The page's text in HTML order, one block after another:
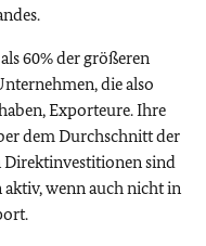
60% der größeren
die also
Exporteure. Ihre
dem Durchschnitt der
Direktinvestitionen sind
wenn auch nicht in